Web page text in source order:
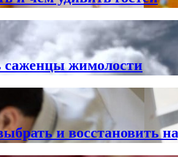
саженцы жимолости
и восстановить